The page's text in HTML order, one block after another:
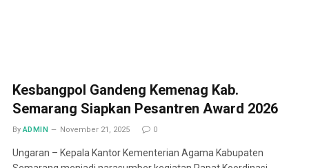
Kesbangpol Gandeng Kemenag Kab.
Semarang Siapkan Pesantren Award 2026
By ADMIN November 21, 2025 0
Ungaran – Kepala Kantor Kementerian Agama Kabupaten